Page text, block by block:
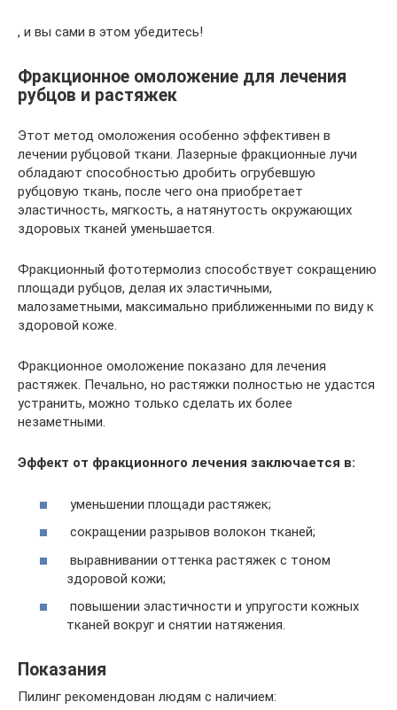
, и вы сами в этом убедитесь!
Фракционное омоложение для лечения
рубцов и растяжек
Этот метод омоложения особенно эффективен в
лечении рубцовой ткани. Лазерные фракционные лучи
обладают способностью дробить огрубевшую
рубцовую ткань, после чего она приобретает
эластичность, мягкость, а натянутость окружающих
здоровых тканей уменьшается.
Фракционный фототермолиз способствует сокращению
площади рубцов, делая их эластичными,
малозаметными, максимально приближенными по виду к
здоровой коже.
Фракционное омоложение показано для лечения
растяжек. Печально, но растяжки полностью не удастся
устранить, можно только сделать их более
незаметными.
Эффект от фракционного лечения заключается в:
уменьшении площади растяжек;
сокращении разрывов волокон тканей;
выравнивании оттенка растяжек с тоном
здоровой кожи;
повышении эластичности и упругости кожных
тканей вокруг и снятии натяжения.
Показания
Пилинг рекомендован людям с наличием: